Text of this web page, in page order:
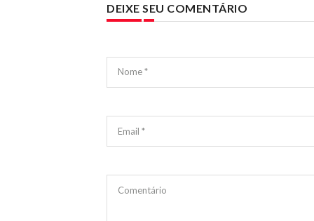
DEIXE SEU COMENTÁRIO
Nome *
Email *
Comentário